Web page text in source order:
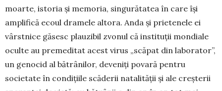
moarte, istoria și memoria, sin­gurătatea în care își
amplifică ecoul dramele alto­ra. Anda și prietenele ei
vârstnice găsesc plauzibil zvonul că instituții mondiale
oculte au premeditat acest virus „scăpat din laborator”,
un genocid al bă­trânilor, deveniți povară pentru
societate în con­dițiile scăderii natalității și ale creșterii